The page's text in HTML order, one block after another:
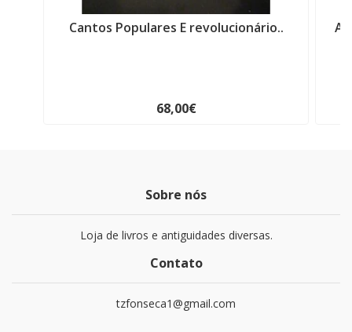
Cantos Populares E revolucionário..
68,00€
Sobre nós
Loja de livros e antiguidades diversas.
Contato
tzfonseca1@gmail.com